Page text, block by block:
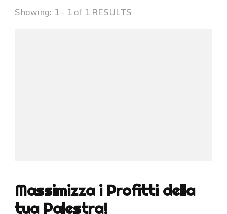
Showing: 1 - 1 of 1 RESULTS
Massimizza i Profitti della
tua Palestra!